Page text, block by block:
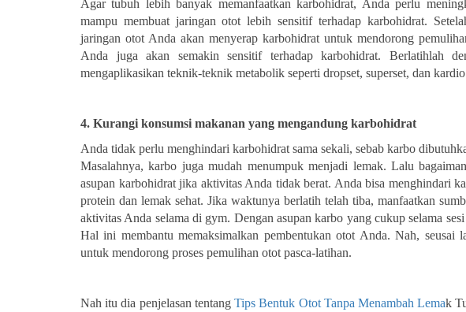
Agar tubuh lebih banyak memanfaatkan karbohidrat, Anda perlu
mampu membuat jaringan otot lebih sensitif terhadap karbohidrat.
jaringan otot Anda akan menyerap karbohidrat untuk mendorong
Anda juga akan semakin sensitif terhadap karbohidrat. Berlatihlah
mengaplikasikan teknik-teknik metabolik seperti dropset, superset, dan
4. Kurangi konsumsi makanan yang mengandung karbohidrat
Anda tidak perlu menghindari karbohidrat sama sekali, sebab karbo
Masalahnya, karbo juga mudah menumpuk menjadi lemak. Lalu
asupan karbohidrat jika aktivitas Anda tidak berat. Anda bisa menghindari
protein dan lemak sehat. Jika waktunya berlatih telah tiba, manfaatkan
aktivitas Anda selama di gym. Dengan asupan karbo yang cukup selama
Hal ini membantu memaksimalkan pembentukan otot Anda. Nah, seusai
untuk mendorong proses pemulihan otot pasca-latihan.
Nah itu dia penjelasan tentangTips Bentuk Otot Tanpa Menambah Lemak